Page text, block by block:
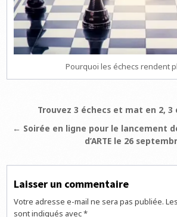
Pourquoi les échecs rendent
Navigation
de
Trouvez 3 échecs et mat en 2, 3
← Soirée en ligne pour le lancement
d’ARTE le 26
Laisser un commentaire
Votre adresse e-mail ne sera pas publiée.
sont indiqués avec*